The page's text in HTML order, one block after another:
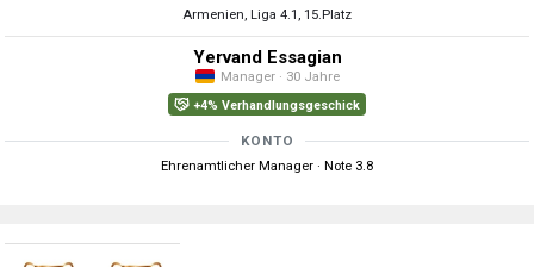
Armenien, Liga 4.1, 15.Platz
Yervand Essagian
Manager · 30 Jahre
+4% Verhandlungsgeschick
KONTO
Ehrenamtlicher Manager · Note 3.8